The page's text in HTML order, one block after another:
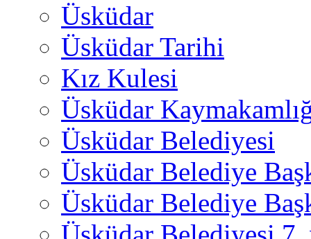
Üsküdar
Üsküdar Tarihi
Kız Kulesi
Üsküdar
Üsküdar Belediyesi
Üsküdar Belediye
Üsküdar Belediye